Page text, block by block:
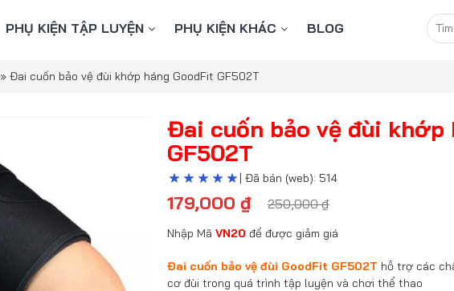
PHỤ KIỆN TẬP LUYỆN PHỤ KIỆN KHÁC BLOG
» Đai cuốn bảo vệ đùi khớp háng GoodFit GF502T
Đai cuốn bảo vệ đùi khớp
GF502T
| Đã bán (web): 514
250,000₫
179,000 ₫
Nhập Mã VN20 để được giảm giá
Đai cuốn bảo vệ đùi GoodFit GF502T hỗ trợ các
cơ đùi trong quá trình tập luyện và chơi thể thao